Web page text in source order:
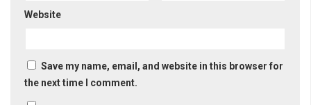
Website
Save my name, email, and website in this browser for
the next time I comment.